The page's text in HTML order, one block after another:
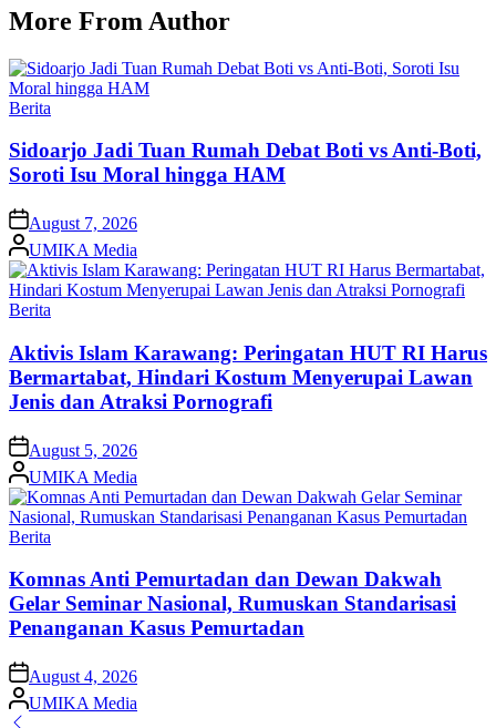
More From Author
Posted
Berita
Sidoarjo Jadi Tuan Rumah Debat Boti vs Anti-Boti,
Soroti Isu Moral hingga HAM
on August 7, 2026
Posted
by
UMIKA Media
Posted
Berita
Aktivis Islam Karawang: Peringatan HUT RI Harus
Bermartabat, Hindari Kostum Menyerupai Lawan
Jenis dan Atraksi Pornografi
on August 5, 2026
Posted
by
UMIKA Media
Posted
Berita
Komnas Anti Pemurtadan dan Dewan Dakwah
Gelar Seminar Nasional, Rumuskan Standarisasi
Penanganan Kasus Pemurtadan
on August 4, 2026
Posted
by
UMIKA Media